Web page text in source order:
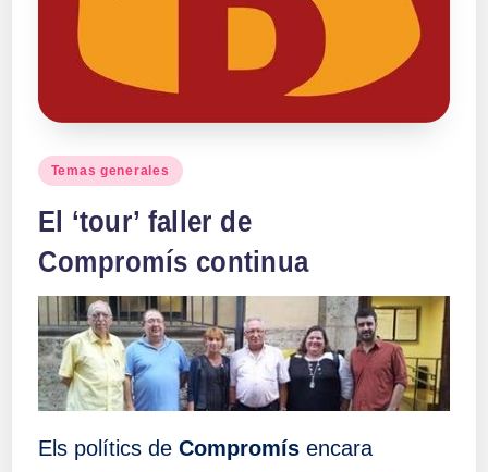
Publicado
Temas generales
El ‘tour’ faller de
Compromís continua
Els polítics de Compromísencara